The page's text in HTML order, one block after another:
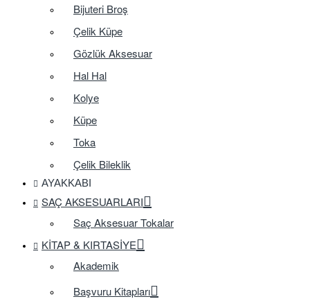
Bijuteri Broş
Çelik Küpe
Gözlük Aksesuar
Hal Hal
Kolye
Küpe
Toka
Çelik Bileklik
AYAKKABI
SAÇ AKSESUARLARI
Saç Aksesuar Tokalar
KITAP & KIRTASIYE
Akademik
Başvuru Kitapları